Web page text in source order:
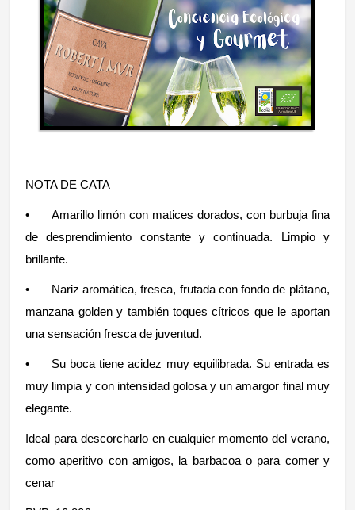
NOTA DE CATA
•
Amarillo limón con matices dorados, con burbuja fina
de desprendimiento constante y continuada. Limpio y
brillante.
•
Nariz aromática, fresca, frutada con fondo de plátano,
manzana golden y también toques cítricos que le aportan
una sensación fresca de juventud.
•
Su boca tiene acidez muy equilibrada. Su entrada es
muy limpia y con intensidad golosa y un amargor final muy
elegante.
Ideal para descorcharlo en cualquier momento del verano,
como aperitivo con amigos, la barbacoa o para comer y
cenar